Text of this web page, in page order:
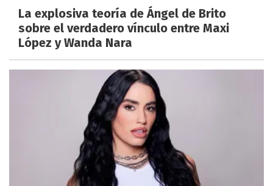
La explosiva teoría de Ángel de Brito
sobre el verdadero vínculo entre Maxi
López y Wanda Nara